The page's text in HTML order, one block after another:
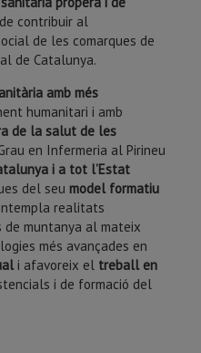
contribuir al
de les comarques de
de Catalunya.
amb més
humanitari i amb
de la salut de les
en Infermeria al Pirineu
i a tot l’Estat
del seu model formatiu
realitats
de muntanya al mateix
més avançades en
i afavoreix el treball en
i de formació del